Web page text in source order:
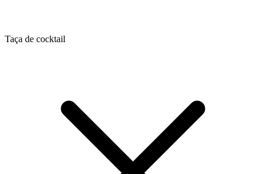
Taça de cocktail